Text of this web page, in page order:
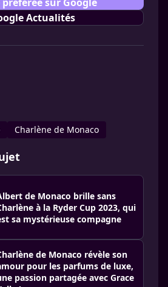
Actualités
Charlène de Monaco
de Monaco brille sans
à la Ryder Cup 2023, qui
sa mystérieuse compagne
de Monaco révèle son
pour les parfums de luxe,
passion partagée avec Grace